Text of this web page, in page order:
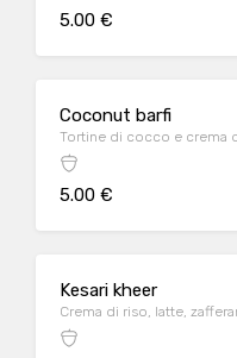
5.00 €
Coconut barfi
Tortine di cocco e crema
5.00 €
Kesari kheer
Crema di riso, latte,